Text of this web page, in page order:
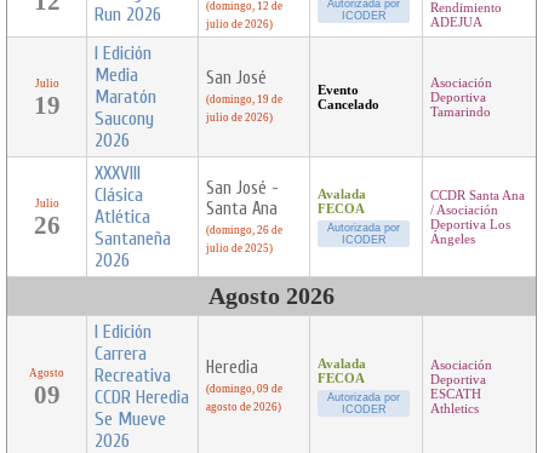
Run 2026
(domingo, 12 de
julio de 2026)
Autorizada por
ICODER
Rendimiento
ADEJUA
Julio
19
I Edición
Media
Maratón
Saucony
2026
San José
(domingo, 19 de
julio de 2026)
Evento
Cancelado
Asociación
Deportiva
Tamarindo
Julio
26
XXXVIII
Clásica
Atlética
Santaneña
2026
San José -
Santa Ana
(domingo, 26 de
julio de 2025)
Avalada
FECOA
Autorizada por
ICODER
CCDR Santa Ana
/ Asociación
Deportiva Los
Ángeles
Agosto 2026
Agosto
09
I Edición
Carrera
Recreativa
CCDR Heredia
Se Mueve
2026
Heredia
(domingo, 09 de
agosto de 2026)
Avalada
FECOA
Autorizada por
ICODER
Asociación
Deportiva
ESCATH
Athletics